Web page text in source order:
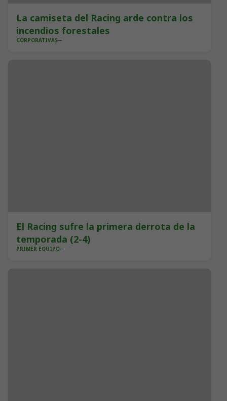
La camiseta del Racing arde contra los
incendios forestales
CORPORATIVAS
El Racing sufre la primera derrota de la
temporada (2-4)
PRIMER EQUIPO